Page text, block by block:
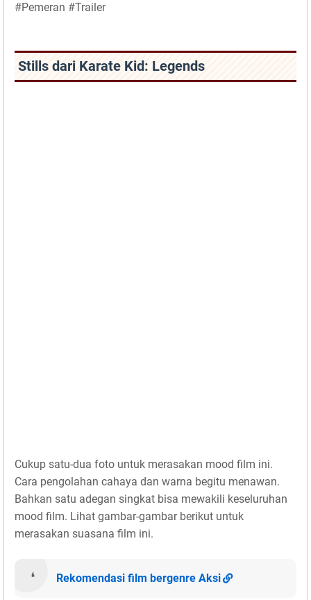
#Pemeran #Trailer
Stills dari Karate Kid: Legends
Cukup satu-dua foto untuk merasakan mood film ini.
Cara pengolahan cahaya dan warna begitu menawan.
Bahkan satu adegan singkat bisa mewakili keseluruhan
mood film. Lihat gambar-gambar berikut untuk
merasakan suasana film ini.
Rekomendasi film bergenre Aksi